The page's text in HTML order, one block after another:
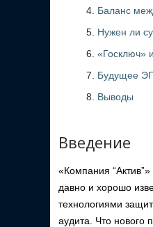
Баланс
Нужен ли
«Госключ»
Будущее ЭП
Выводы
Введение
«Компания
давно и хорошо
технологиями
аудита. Что нового